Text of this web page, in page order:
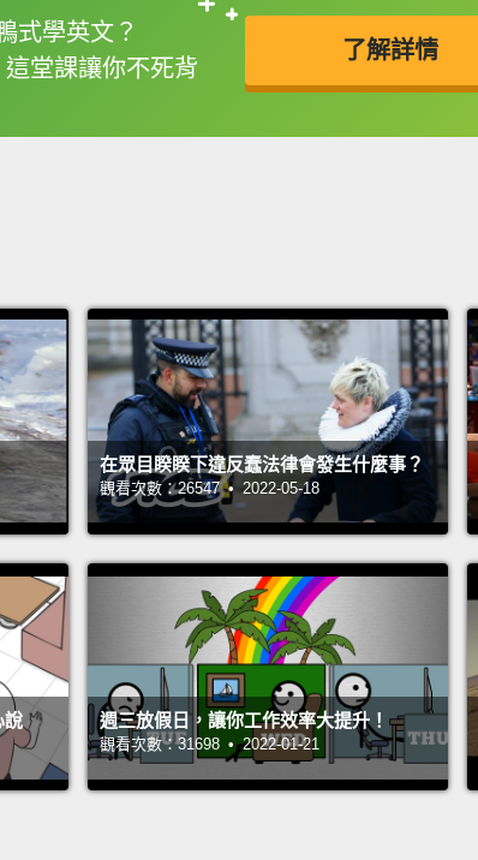
式學英文？
堂課讓你不死背
了解詳情
選或點兩下字幕可以直接查字典喔！
在眾目睽睽下違反蠢法律會發生什麼事？
觀看次數：26547 • 2022-05-18
說
週三放假日，讓你工作效率大提升！
觀看次數：31698 • 2022-01-21